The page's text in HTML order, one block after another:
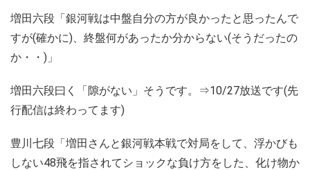
増田六段「銀河戦は中盤自分の方が良かったと思ったんで
すが(確かに)、終盤何があったか分からない(そうだったの
か・・)」
増田六段曰く「隙がない」そうです。⇒10/27放送です(先
行配信は終わってます)
豊川七段「増田さんと銀河戦本戦で対局をして、浮かびも
しない48飛を指されてショックな負け方をした、化け物か